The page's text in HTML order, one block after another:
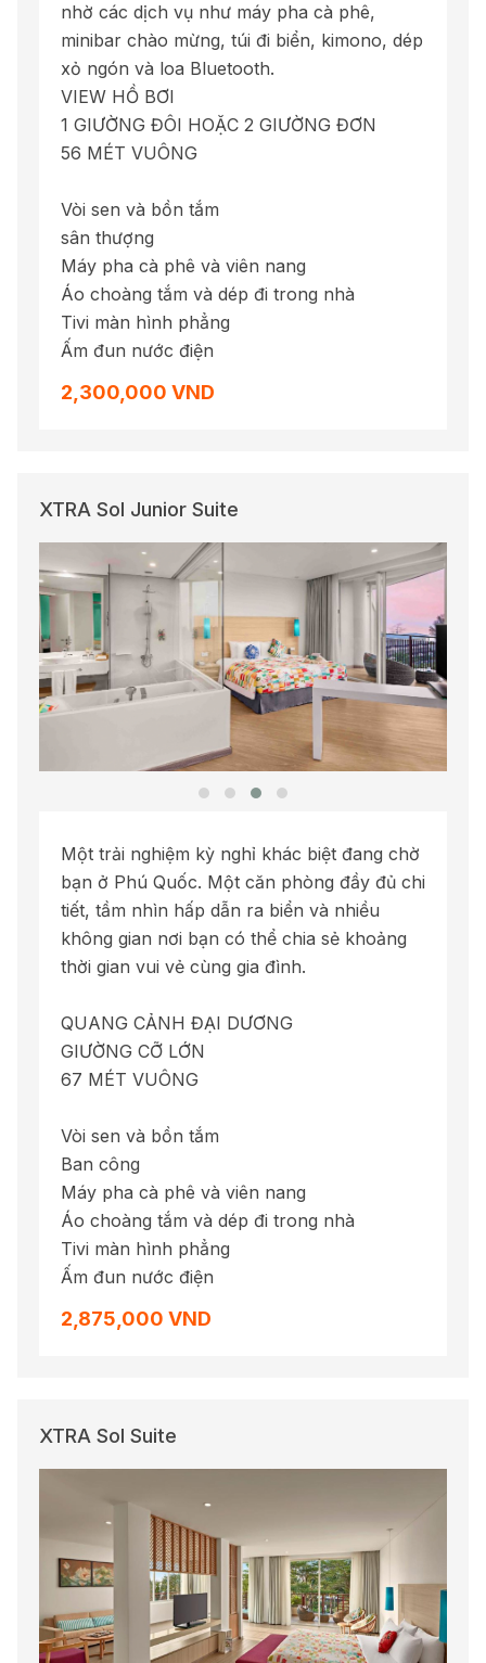
nhờ các dịch vụ như máy pha cà phê,
minibar chào mừng, túi đi biển, kimono, dép
xỏ ngón và loa Bluetooth.
VIEW HỒ BƠI
1 GIƯỜNG ĐÔI HOẶC 2 GIƯỜNG ĐƠN
56 MÉT VUÔNG
Vòi sen và bồn tắm
sân thượng
Máy pha cà phê và viên nang
Áo choàng tắm và dép đi trong nhà
Tivi màn hình phẳng
Ấm đun nước điện
2,300,000 VND
XTRA Sol Junior Suite
Một trải nghiệm kỳ nghỉ khác biệt đang chờ
bạn ở Phú Quốc. Một căn phòng đầy đủ chi
tiết, tầm nhìn hấp dẫn ra biển và nhiều
không gian nơi bạn có thể chia sẻ khoảng
thời gian vui vẻ cùng gia đình.
QUANG CẢNH ĐẠI DƯƠNG
GIƯỜNG CỠ LỚN
67 MÉT VUÔNG
Vòi sen và bồn tắm
Ban công
Máy pha cà phê và viên nang
Áo choàng tắm và dép đi trong nhà
Tivi màn hình phẳng
Ấm đun nước điện
2,875,000 VND
XTRA Sol Suite